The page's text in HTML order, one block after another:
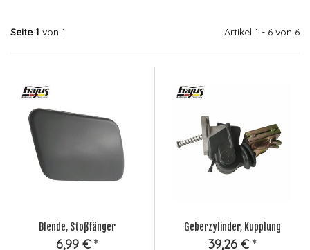
Seite 1 von 1 Artikel 1 - 6 von 6
Blende, Stoßfänger
6,99 € *
Geberzylinder, Kupplung
39,26 € *